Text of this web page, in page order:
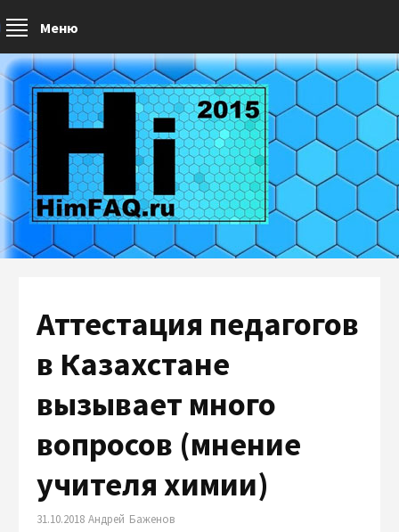
Меню
Аттестация педагогов
в Казахстане
вызывает много
вопросов (мнение
учителя химии)
31.10.2018 Андрей Баженов